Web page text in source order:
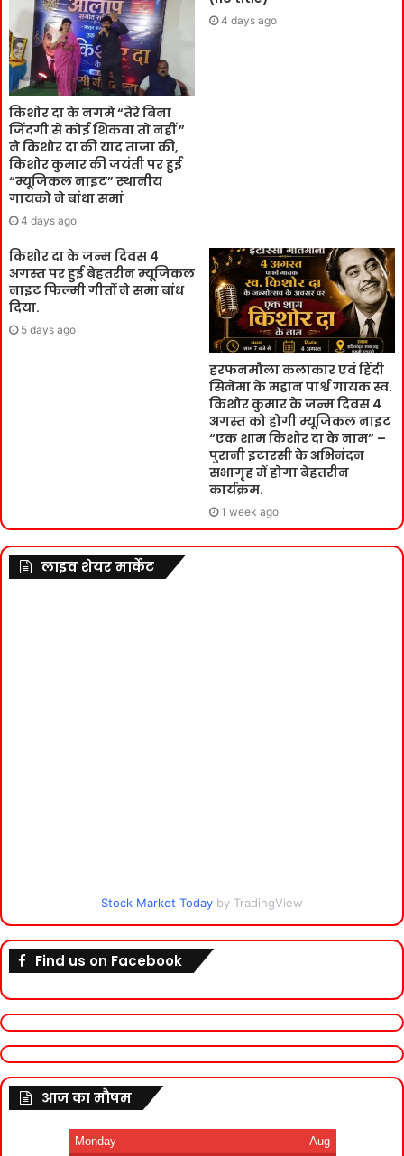
किशोर दा के नगमे “तेरे बिना
जिंदगी से कोई शिकवा तो नहीं ”
ने किशोर दा की याद ताजा की,
किशोर कुमार की जयंती पर हुई
“म्यूजिकल नाइट” स्थानीय
गायको ने बांधा समां
4 days ago
4 days ago
किशोर दा के जन्म दिवस 4
अगस्त पर हुई बेहतरीन म्यूजिकल
नाइट फिल्मी गीतों ने समा बांध
दिया.
5 days ago
हरफनमौला कलाकार एवं हिंदी
सिनेमा के महान पार्श्व गायक स्व.
किशोर कुमार के जन्म दिवस 4
अगस्त को होगी म्यूजिकल नाइट
“एक शाम किशोर दा के नाम” –
पुरानी इटारसी के अभिनंदन
सभागृह में होगा बेहतरीन
कार्यक्रम.
1 week ago
लाइव शेयर मार्केट
Stock Market Today by TradingView
Find us on Facebook
आज का मौषम
Monday Aug